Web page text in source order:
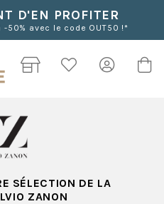
D'EN PROFITER
-50% avec le code OUT50 !*
SÉLECTION DE LA
ZANON